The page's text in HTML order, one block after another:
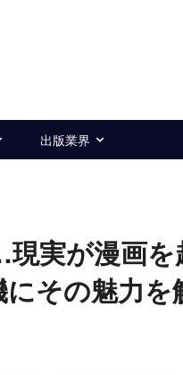
出版業界
実が漫画を
その魅力を